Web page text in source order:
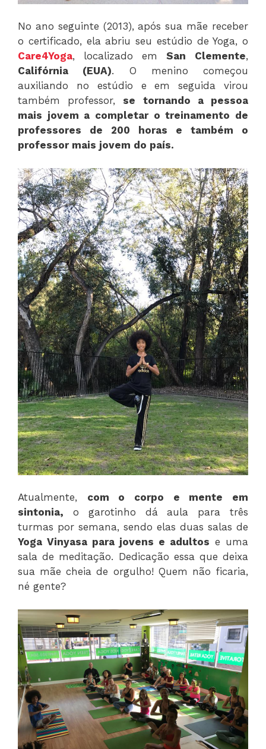
No ano seguinte (2013), após sua mãe receber
o certificado, ela abriu seu estúdio de Yoga, o
Care4Yoga, localizado em San Clemente,
Califórnia (EUA). O menino começou
auxiliando no estúdio e em seguida virou
também professor, se tornando a pessoa
mais jovem a completar o treinamento de
professores de 200 horas e também o
professor mais jovem do país.
Atualmente, com o corpo e mente em
sintonia, o garotinho dá aula para três
turmas por semana, sendo elas duas salas de
Yoga Vinyasa para jovens e adultos e uma
sala de meditação. Dedicação essa que deixa
sua mãe cheia de orgulho! Quem não ficaria,
né gente?